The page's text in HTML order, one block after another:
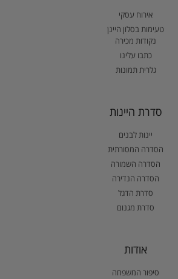
אירוח עסקי
טעימות בסלון היינן
נקודות מכירה
כתבו עלינו
גלרית תמונות
סדרת היינות
יינות לבנים
הסדרה המסורתית
הסדרה השמורה
הסדרה הנדירה
סדרת הדגל
סדרת מגנום
אודות
סיפור המשפחה